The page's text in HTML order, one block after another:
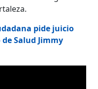
pide juicio
Salud Jimmy